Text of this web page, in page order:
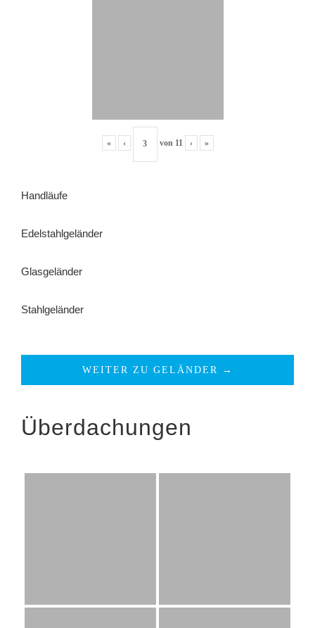
« ‹ von 11 › »
Handläufe
Edelstahlgeländer
Glasgeländer
Stahlgeländer
WEITER ZU GELÄNDER →
Überdachungen